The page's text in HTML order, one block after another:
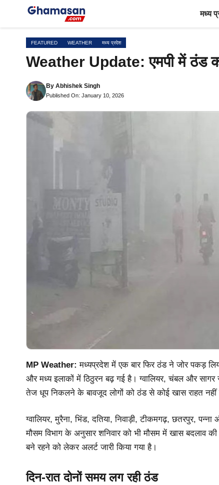
मध्य
FEATURED WEATHER मध्य प्रदेश
Weather Update: एमपी में ठंड
By Abhishek Singh
Published On: January 10, 2026
MP Weather: मध्यप्रदेश में एक बार फिर ठंड ने जोर पकड़
और मध्य इलाकों में ठिठुरन बढ़ गई है। ग्वालियर, चंबल और
तेज धूप निकलने के बावजूद लोगों को ठंड से कोई खास राहत
ग्वालियर, मुरैना, भिंड, दतिया, निवाड़ी, टीकमगढ़, छतरपुर,
मौसम विभाग के अनुसार शनिवार को भी मौसम में खास बदलाव
बने रहने को लेकर अलर्ट जारी किया गया है।
दिन-रात दोनों समय लग रही ठंड